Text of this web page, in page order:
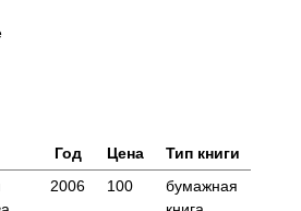
Год Цена
Тип книги
2006 100
бумажная